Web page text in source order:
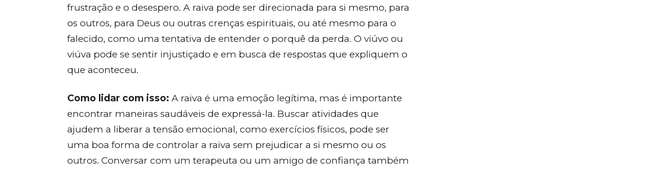
frustração e o desespero. A raiva pode ser direcionada para si mesmo, para
os outros, para Deus ou outras crenças espirituais, ou até mesmo para o
falecido, como uma tentativa de entender o porquê da perda. O viúvo ou
viúva pode se sentir injustiçado e em busca de respostas que expliquem o
que aconteceu.
Como lidar com isso: A raiva é uma emoção legítima, mas é importante
encontrar maneiras saudáveis de expressá-la. Buscar atividades que
ajudem a liberar a tensão emocional, como exercícios físicos, pode ser
uma boa forma de controlar a raiva sem prejudicar a si mesmo ou os
outros. Conversar com um terapeuta ou um amigo de confiança também